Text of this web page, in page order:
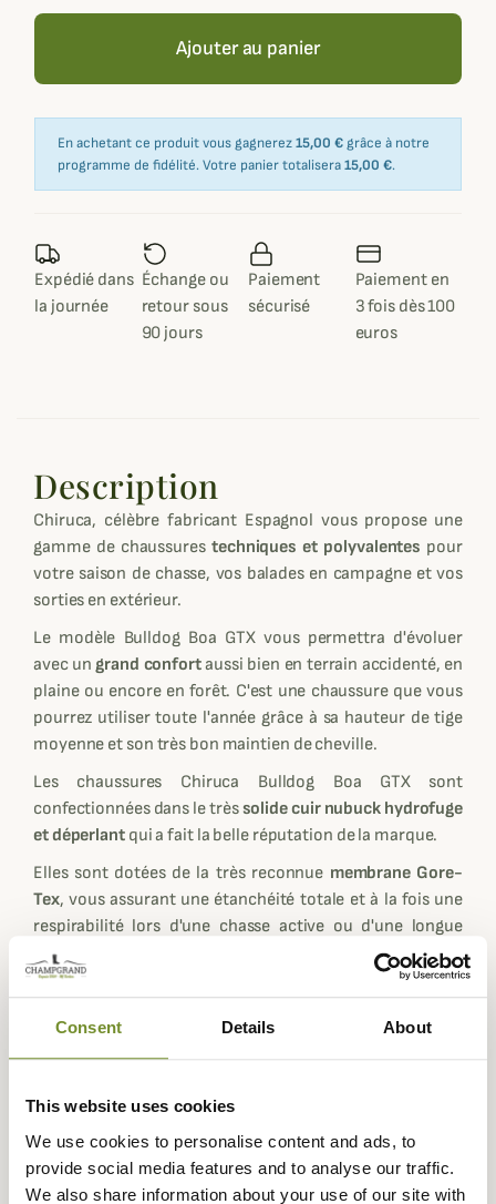
Consent Details About
This website uses cookies
We use cookies to personalise content and ads, to
provide social media features and to analyse our traffic.
We also share information about your use of our site with
Ajouter au panier
En achetant ce produit vous gagnerez15,00 € grâce à notre
programme de fidélité. Votre panier totalisera15,00 €.
Expédié dans
la journée
Échange ou
retour sous
90 jours
Paiement
sécurisé
Paiement en
3 fois dès 100
euros
Description
Chiruca, célèbre fabricant Espagnol vous propose une
gamme de chaussurestechniques et polyvalentes pour
votre saison de chasse, vos balades en campagne et vos
sorties en extérieur.
Le modèle Bulldog Boa GTX vous permettra d'évoluer
avec ungrand confortaussi bien en terrain accidenté, en
plaine ou encore en forêt. C'est une chaussure que vous
pourrez utiliser toute l'année grâce à sa hauteur de tige
moyenne et son très bon maintien de cheville.
Les chaussures Chiruca Bulldog Boa GTX sont
confectionnées dans le trèssolide cuir nubuck hydrofuge
et déperlantqui a fait la belle réputation de la marque.
Elles sont dotées de la très reconnue membrane Gore-
Tex, vous assurant une étanchéité totale et à la fois une
respirabilité lors d'une chasse active ou d'une longue
marche.
semelles Vibram,
Leader mondial de la semelle en
d'utilisation accru.
Le système delaçage rapide Boa, dont la réputation n'est
plus à faire, vous assure un serrage au millimètre près, le
maintien de votre chaussure se fait de manière